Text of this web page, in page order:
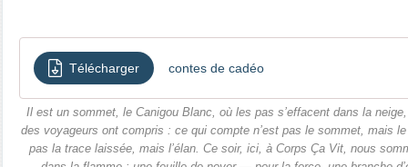
Télécharger contes de cadéo
Il est un sommet, le Canigou Blanc, où les pas s’effacent dans la
des voyageurs ont compris : ce qui compte n’est pas le sommet, mais
pas la trace laissée, mais l’élan. Ce soir, ici, à Corps Ça Vit, nous